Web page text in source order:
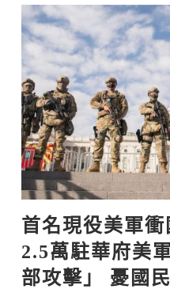
首名現役美軍
2.5萬駐華府美
部攻擊」 憂國